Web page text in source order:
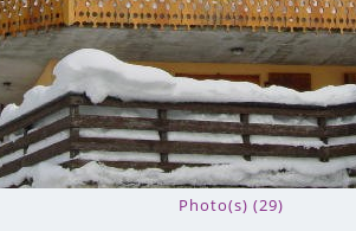
Photo(s) (29)